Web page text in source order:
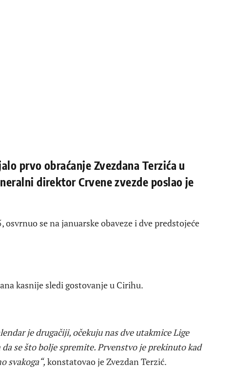
prvo obraćanje Zvezdana Terzića u
direktor Crvene zvezde poslao je
se na januarske obaveze i dve predstojeće
kasnije sledi gostovanje u Cirihu.
je drugačiji, očekuju nas dve utakmice Lige
se što bolje spremite. Prvenstvo je prekinuto kad
svakoga“, konstatovao je Zvezdan Terzić.